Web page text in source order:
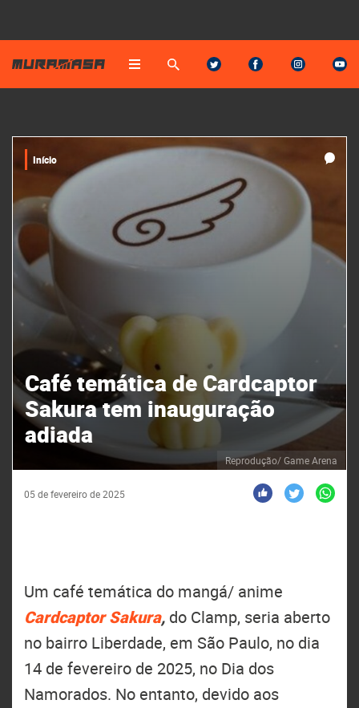
Reprodução/ Game Arena
Início
Café temática de Cardcaptor
Sakura tem inauguração
adiada
05 de fevereiro de 2025
Um café temática do mangá/ anime
Cardcaptor Sakura, do Clamp, seria aberto
no bairro Liberdade, em São Paulo, no dia
14 de fevereiro de 2025, no Dia dos
Namorados. No entanto, devido aos